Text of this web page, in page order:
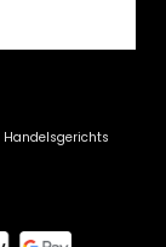
Handelsgerichts